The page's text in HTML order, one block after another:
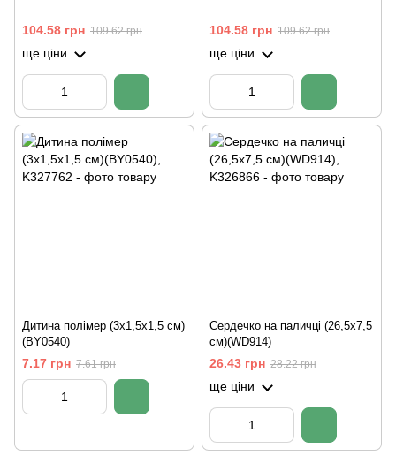
104.58 грн 109.62 грн
ще ціни
104.58 грн 109.62 грн
ще ціни
Дитина полімер (3х1,5х1,5 см)
(BY0540)
7.17 грн 7.61 грн
Сердечко на паличці (26,5х7,5
см)(WD914)
26.43 грн 28.22 грн
ще ціни